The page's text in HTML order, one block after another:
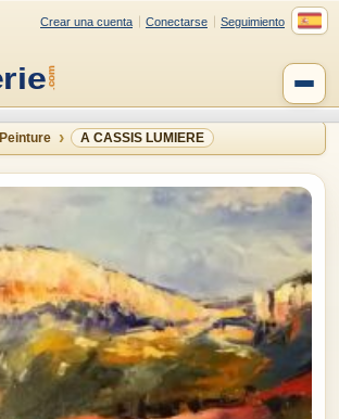
Crear una cuenta Conectarse Seguimiento
Peinture A CASSIS LUMIERE